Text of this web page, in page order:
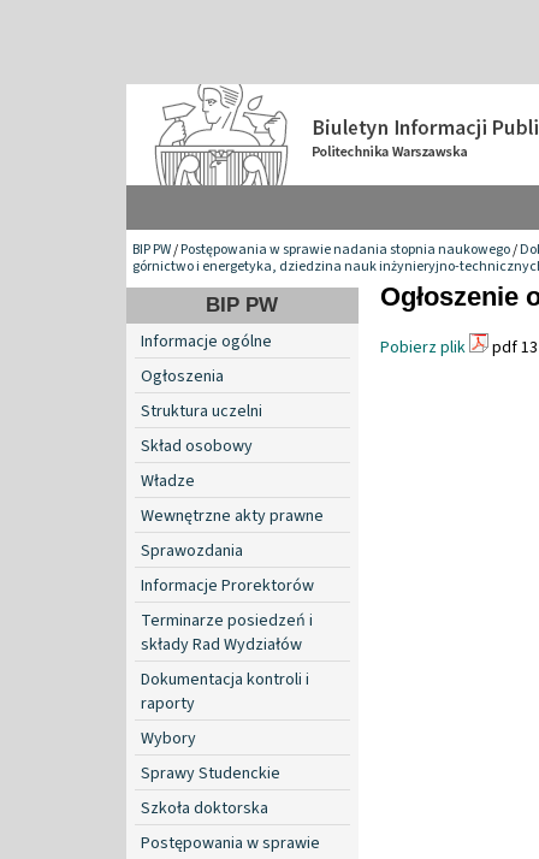
BIP PW/Postępowania w sprawie nadania stopnia naukowego/
górnictwo i energetyka, dziedzina nauk inżynieryjno-
BIP PW
Informacje ogólne
Ogłoszenia
Struktura uczelni
Skład osobowy
Władze
Wewnętrzne akty prawne
Sprawozdania
Informacje Prorektorów
Terminarze posiedzeń i
składy Rad Wydziałów
Dokumentacja kontroli i
raporty
Wybory
Sprawy Studenckie
Szkoła doktorska
Postępowania w sprawie
Ogłoszenie
Pobierz plik pdf